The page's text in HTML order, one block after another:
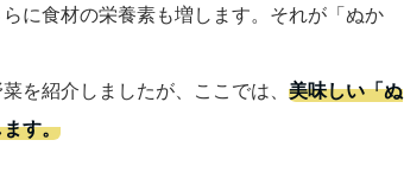
に食材の栄養素も増します。それが「ぬか
を紹介しましたが、ここでは、 美味しい「ぬ
す。